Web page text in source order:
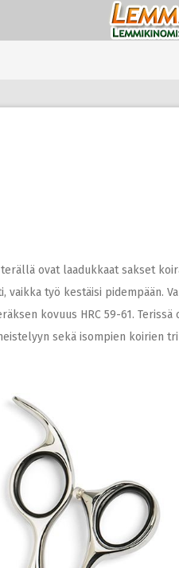
ovat laadukkaat sakset
vaikka työ kestäisi pidempään.
kovuus HRC 59-61.
sekä isompien koirien